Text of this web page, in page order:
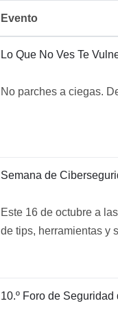
Evento
Lo Que No Ves Te
No parches a ciegas.
Semana de
Este 16 de octubre a
de tips, herramientas y
10.º Foro de